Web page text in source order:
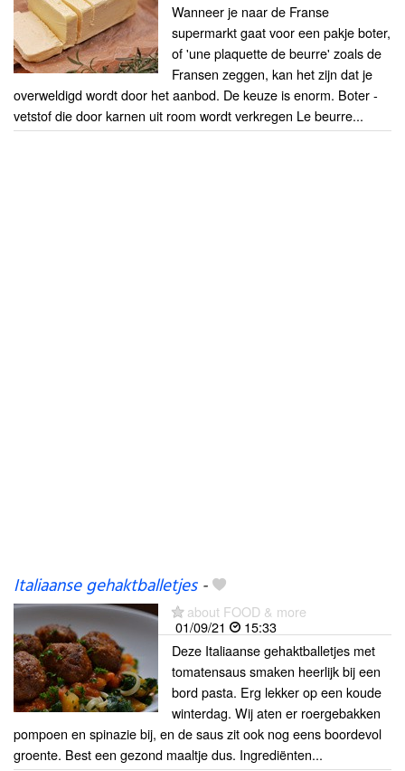
Wanneer je naar de Franse
supermarkt gaat voor een pakje boter,
of 'une plaquette de beurre' zoals de
Fransen zeggen, kan het zijn dat je
overweldigd wordt door het aanbod. De keuze is enorm. Boter -
vetstof die door karnen uit room wordt verkregen Le beurre...
Italiaanse gehaktballetjes-
about FOOD & more
01/09/21
15:33
Deze Italiaanse gehaktballetjes met
tomatensaus smaken heerlijk bij een
bord pasta. Erg lekker op een koude
winterdag. Wij aten er roergebakken
pompoen en spinazie bij, en de saus zit ook nog eens boordevol
groente. Best een gezond maaltje dus. Ingrediënten...